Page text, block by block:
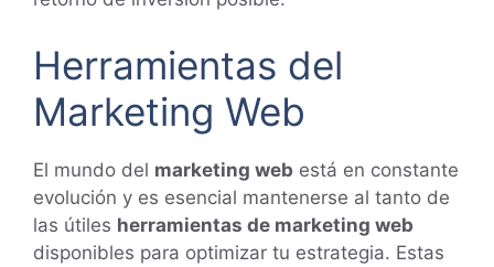
Herramientas del
Marketing Web
El mundo del marketing web está en constante
evolución y es esencial mantenerse al tanto de
las útiles herramientas de marketing web
disponibles para optimizar tu estrategia. Estas